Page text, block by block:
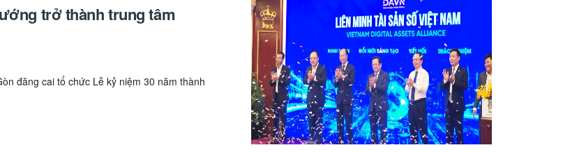
trở thành trung tâm
đăng cai tổ chức Lễ kỷ niệm 30 năm thành